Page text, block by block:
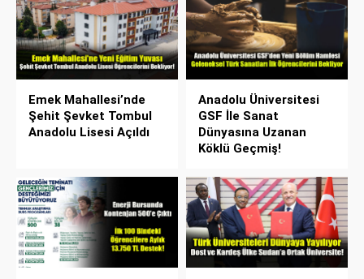
Emek Mahallesi’nde
Şehit Şevket Tombul
Anadolu Lisesi Açıldı
Anadolu Üniversitesi
GSF İle Sanat
Dünyasına Uzanan
Köklü Geçmiş!